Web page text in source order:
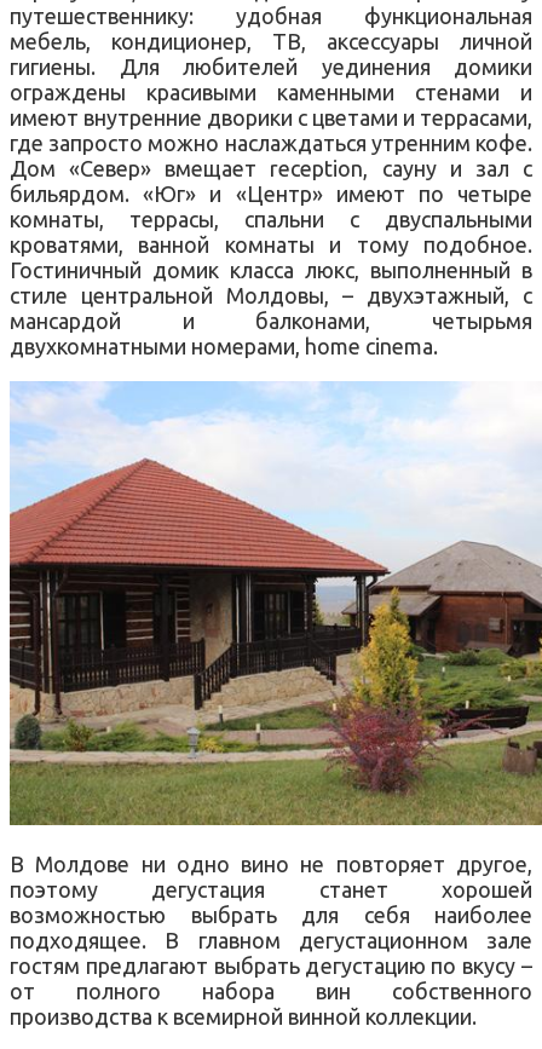
путешественнику: удобная функциональная
мебель, кондиционер, ТВ, аксессуары личной
гигиены. Для любителей уединения домики
ограждены красивыми каменными стенами и
имеют внутренние дворики с цветами и террасами,
где запросто можно наслаждаться утренним кофе.
Дом «Север» вмещает reception, сауну и зал с
бильярдом. «Юг» и «Центр» имеют по четыре
комнаты, террасы, спальни с двуспальными
кроватями, ванной комнаты и тому подобное.
Гостиничный домик класса люкс, выполненный в
стиле центральной Молдовы, – двухэтажный, с
мансардой и балконами, четырьмя
двухкомнатными номерами, home cinema.
В Молдове ни одно вино не повторяет другое,
поэтому дегустация станет хорошей
возможностью выбрать для себя наиболее
подходящее. В главном дегустационном зале
гостям предлагают выбрать дегустацию по вкусу –
от полного набора вин собственного
производства к всемирной винной коллекции.